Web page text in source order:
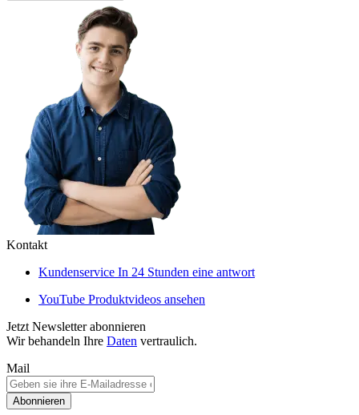
Kontakt
Kundenservice In 24 Stunden eine antwort
YouTube Produktvideos ansehen
Jetzt Newsletter abonnieren
Wir behandeln Ihre Daten vertraulich.
Mail
Abonnieren